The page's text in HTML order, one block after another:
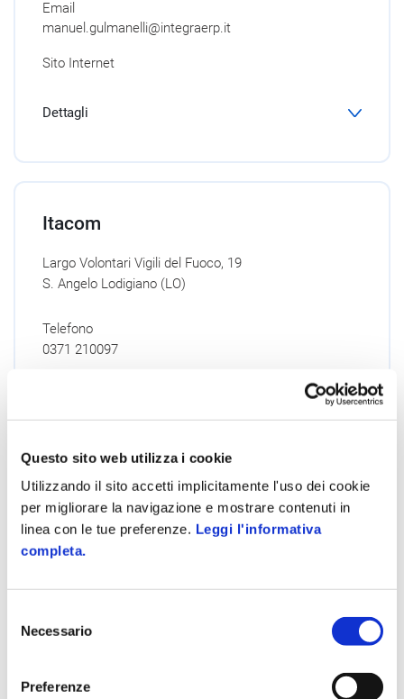
Questo sito web utilizza i cookie
Utilizzando il sito accetti implicitamente l'uso dei cookie
per migliorare la navigazione e mostrare contenuti in
linea con le tue preferenze. Leggi l'informativa
completa.
delNecessario
Preferenze
Email
manuel.gulmanelli@integraerp.it
Sito Internet
Dettagli
Itacom
Largo Volontari Vigili del Fuoco, 19
S. Angelo Lodigiano (LO)
Telefono
0371 210097
Dettagli
Via Galvani, 6/A